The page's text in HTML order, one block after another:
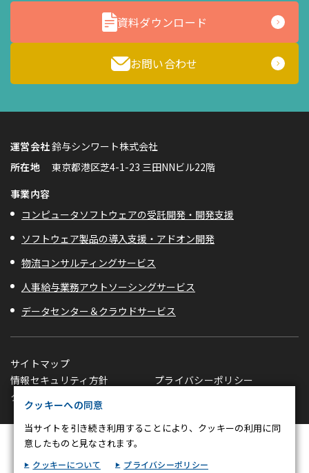
資料ダウンロード
お問い合わせ
運営会社鈴与シンワート株式会社
所在地
東京都港区芝4-1-23 三田NNビル22階
事業内容
コンピュータソフトウェアの受託開発・開発支援
ソフトウェア製品の導入支援・アドオン開発
物流コンサルティングサービス
人事給与業務アウトソーシングサービス
データセンター＆クラウドサービス
サイトマップ
情報セキュリティ方針
プライバシーポリシー
クッキーポリシー
クッキーへの同意
当サイトを引き続き利用することにより、クッキーの利用に同
意したものと見なされます。
クッキーについて プライバシーポリシー
プライバシー情報
プライバシー情報
お客様が当サイトを訪れると、ブラウザに情報が保存される、またはブラ
Cookie であり、対象となるのはサイト訪問者に関する情報、サイト訪問
者による設定、デバイス情報などです。これらの情報はサイトを正常に機
能させる目的を中心に使われます。個人を直接特定できる情報が保存され
ることは通常ありませんが、Web サイトのパーソナライズに使われるこ
一部の Cookie については有効化を拒否できるよう配慮しています。各カ
当サイトにおけるデフォルト設定を変更できます。ただし、一部の
Cookie を無効化した場合、サイトの利用やサービスの利用に影響が出る
不可欠な Cookie
パフォーマンス Cookie